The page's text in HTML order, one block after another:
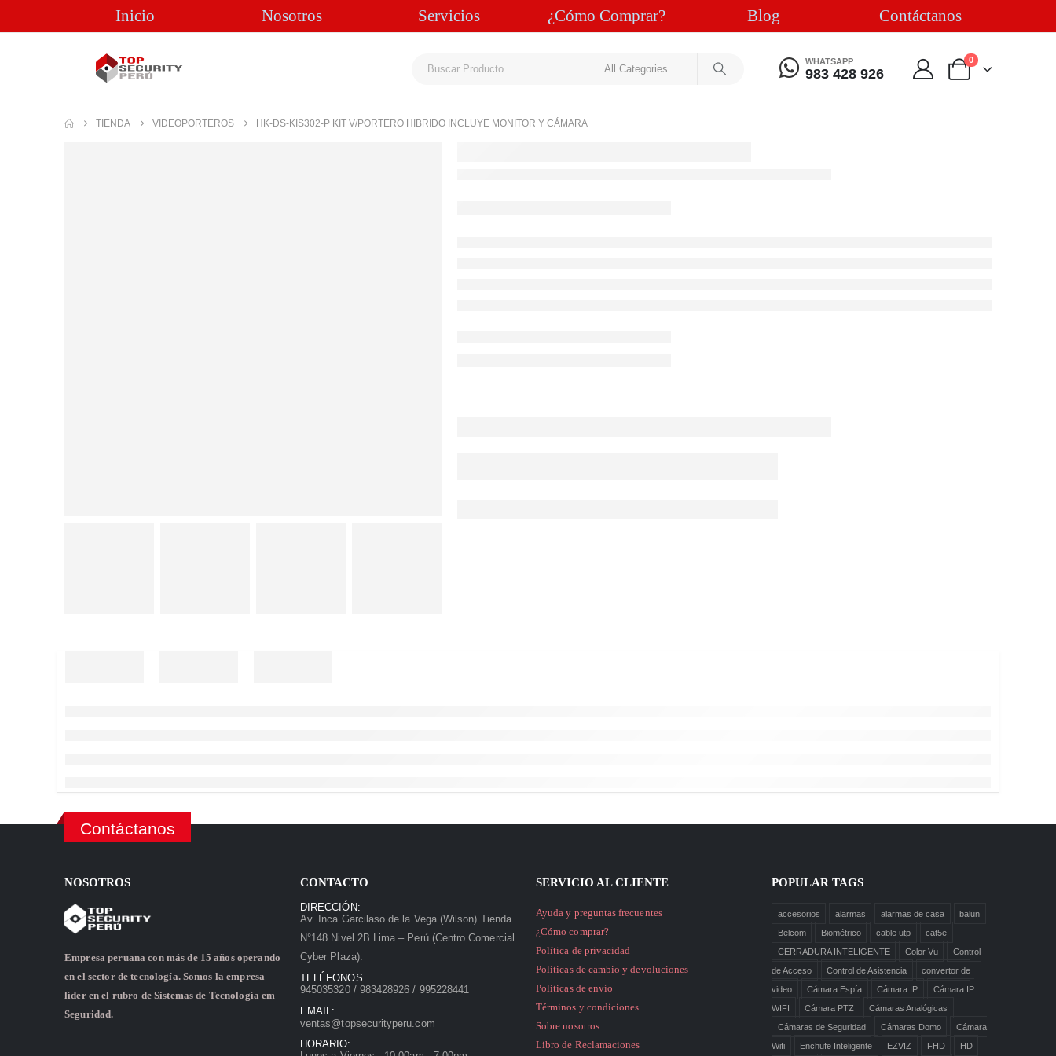
Inicio Nosotros Servicios ¿Cómo Comprar? Blog Contáctanos
WHATSAPP
983 428 926
0
TIENDA VIDEOPORTEROS HK-DS-KIS302-P KIT V/PORTERO HIBRIDO INCLUYE MONITOR Y CÁMARA
Contáctanos
NOSOTROS
Empresa peruana con más de 15 años operando
en el sector de tecnología. Somos la empresa
líder en el rubro de Sistemas de Tecnología em
Seguridad.
CONTACTO
DIRECCIÓN:
Av. Inca Garcilaso de la Vega (Wilson) Tienda
N°148 Nivel 2B Lima – Perú (Centro Comercial
Cyber Plaza).
TELÉFONOS
945035320 / 983428926 / 995228441
EMAIL:
ventas@topsecurityperu.com
HORARIO:
SERVICIO AL CLIENTE
Ayuda y preguntas frecuentes
¿Cómo comprar?
Política de privacidad
Políticas de cambio y devoluciones
Políticas de envío
Términos y condiciones
Sobre nosotros
Libro de Reclamaciones
POPULAR TAGS
accesorios alarmas alarmas de casa
balun
Belcom
Biométrico cable utp
cat5e
CERRADURA INTELIGENTE
Color Vu
Control
de Acceso
Control de Asistencia
convertor de
video
Cámara Espía Cámara IP
Cámara IP
WIFI
Cámara PTZ
Cámaras Analógicas
Cámaras de Seguridad
Cámaras Domo
Cámara
Wifi
Enchufe Inteligente EZVIZ FHD HD